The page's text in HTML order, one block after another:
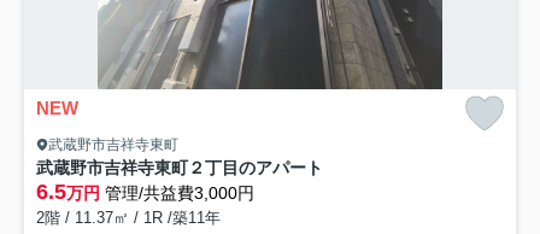
NEW
武蔵野市吉祥寺東町
武蔵野市吉祥寺東町２丁目のアパート
6.5万円 管理/共益費3,000円
2階 / 11.37㎡ / 1R /築11年